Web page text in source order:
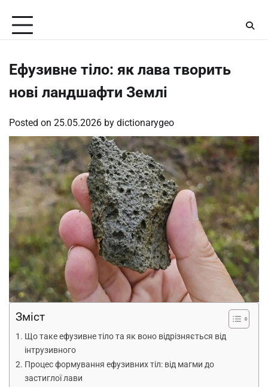
content
Ефузивне тіло: як лава творить
нові ландшафти Землі
Posted on 25.05.2026 by dictionarygeo
Зміст
Що таке ефузивне тіло та як воно відрізняється від
інтрузивного
Процес формування ефузивних тіл: від магми до
застиглої лави